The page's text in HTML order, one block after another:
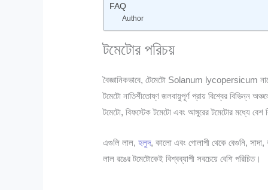
FAQ
Author
টমেটোর পরিচয়
বৈজ্ঞানিকভাবে, টেমেটো Solanum lycopersicum
টমেটো নাতিশীতোষ্ণ জলবায়ুপূর্ণ প্রায় বিশ্বের বিভিন্ন
টমেটো, বিফস্টেক টমেটো এবং আঙ্গুরের টমেটোর মধ্যে
এগুলি লাল,হলুদ, কালো এবং গোলাপী থেকে বেগুনি,
লাল রঙের টমেটোকেই বিশ্বব্যাপী সবচেয়ে বেশি পরিচিত।